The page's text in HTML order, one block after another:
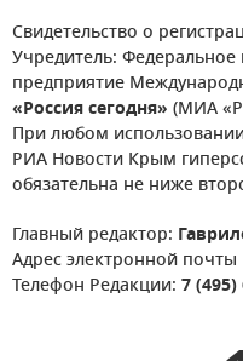
Свидетельство о
Учредитель: Федеральное
предприятие
«Россия сегодня» (МИА
При любом
РИА Новости Крым
обязательна не ниже
Главный редактор:
Адрес электронной почты
Телефон Редакции: 7 (495)